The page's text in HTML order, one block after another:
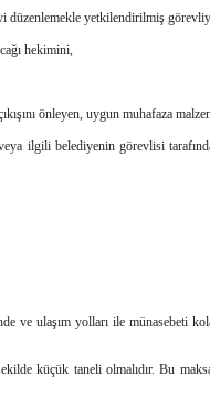
düzenlemekle yetkilendirilmiş
hekimini,
önleyen, uygun muhafaza
ilgili belediyenin görevlisi
ve ulaşım yolları ile münasebeti
küçük taneli olmalıdır. Bu